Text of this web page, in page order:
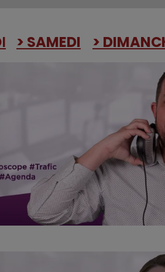
> SAMEDI >